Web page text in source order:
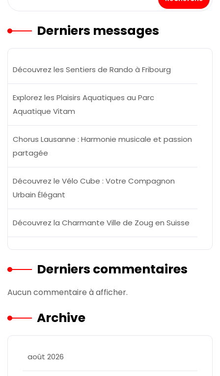
Derniers messages
Découvrez les Sentiers de Rando à Fribourg
Explorez les Plaisirs Aquatiques au Parc
Aquatique Vitam
Chorus Lausanne : Harmonie musicale et passion
partagée
Découvrez le Vélo Cube : Votre Compagnon
Urbain Élégant
Découvrez la Charmante Ville de Zoug en Suisse
Derniers commentaires
Aucun commentaire à afficher.
Archive
août 2026